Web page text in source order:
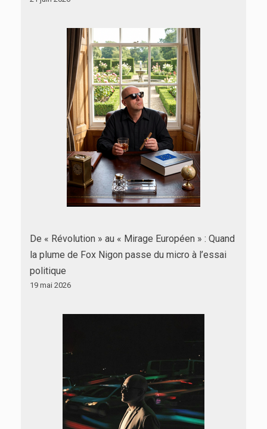
De « Révolution » au « Mirage Européen » : Quand
la plume de Fox Nigon passe du micro à l’essai
politique
19 mai 2026